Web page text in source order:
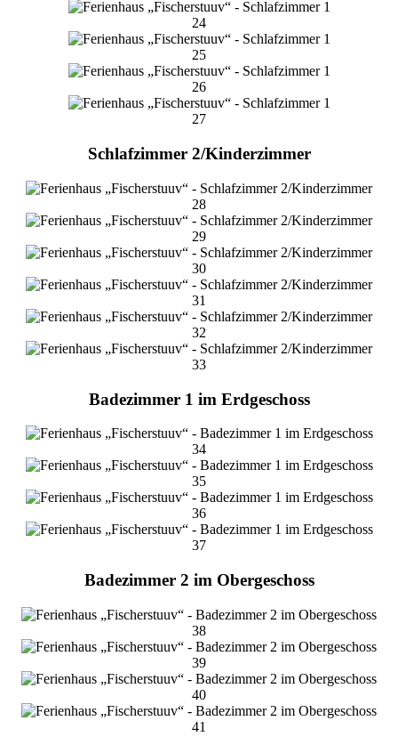
24
25
26
27
Schlafzimmer 2/Kinderzimmer
28
29
30
31
32
33
Badezimmer 1 im Erdgeschoss
34
35
36
37
Badezimmer 2 im Obergeschoss
38
39
40
41